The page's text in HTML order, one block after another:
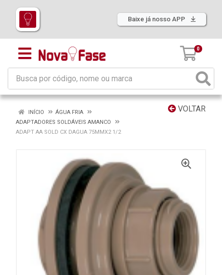
Baixe já nosso APP
0
VOLTAR
INÍCIO
ÁGUA FRIA
ADAPTADORES SOLDÁVEIS AMANCO
ADAPT AA SOLD CX DAGUA 75MMX2 1/2